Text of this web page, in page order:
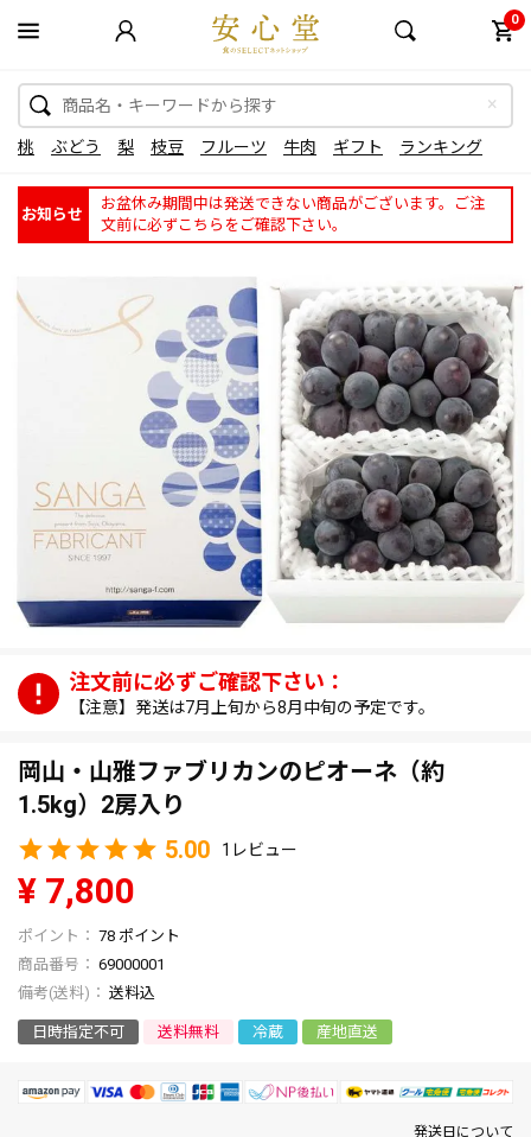
0
桃 ぶどう 梨 枝豆 フルーツ 牛肉 ギフト ランキング
お知らせ
お盆休み期間中は発送できない商品がございます。ご注
文前に必ずこちらをご確認下さい。
【注意】発送は7月上旬から8月中旬の予定です。
岡山・山雅ファブリカンのピオーネ（約
1.5kg）2房入り
5.00
1
¥ 7,800
78 ポイント
商品番号
69000001
送料込
日時指定不可 送料無料 冷蔵 産地直送
発送日について